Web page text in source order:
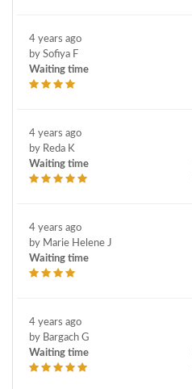
4 years ago
by Sofiya F
Waiting time
4 years ago
by Reda K
Waiting time
4 years ago
by Marie Helene J
Waiting time
4 years ago
by Bargach G
Waiting time